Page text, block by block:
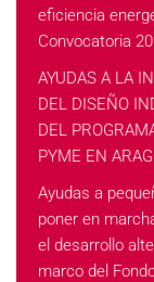
eficiencia
Convocatoria
AYUDAS A LA
DEL DISEÑO
DEL
PYME EN
Ayudas a
poner en
el desarrollo
marco del